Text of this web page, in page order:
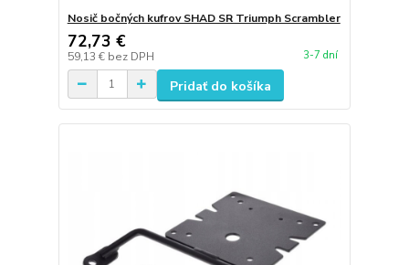
Nosič bočných kufrov SHAD SR Triumph Scrambler
72,73 €
59,13 € bez DPH 3-7 dní
Pridať do košíka